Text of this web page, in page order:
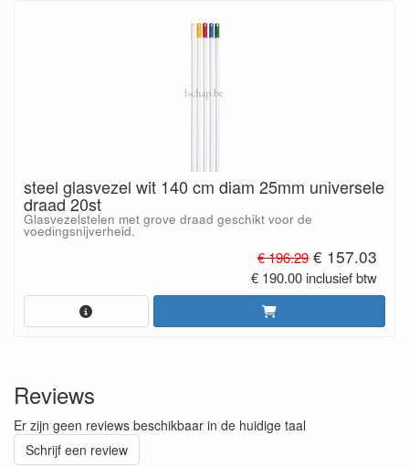
steel glasvezel wit 140 cm diam 25mm universele
draad 20st
Glasvezelstelen met grove draad geschikt voor de
voedingsnijverheid.
€ 196.29€ 157.03
€ 190.00 inclusief btw
Reviews
Er zijn geen reviews beschikbaar in de huidige taal
Schrijf een review